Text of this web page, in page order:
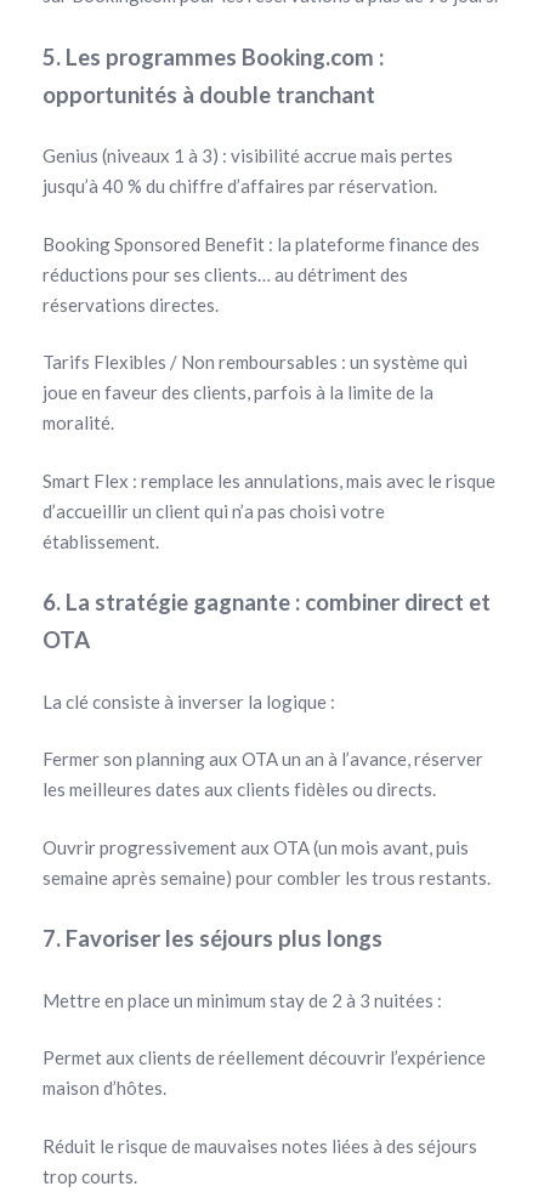
5. Les programmes Booking.com :
opportunités à double tranchant
Genius (niveaux 1 à 3) : visibilité accrue mais pertes
jusqu’à 40 % du chiffre d’affaires par réservation.
Booking Sponsored Benefit : la plateforme finance des
réductions pour ses clients… au détriment des
réservations directes.
Tarifs Flexibles / Non remboursables : un système qui
joue en faveur des clients, parfois à la limite de la
moralité.
Smart Flex : remplace les annulations, mais avec le risque
d’accueillir un client qui n’a pas choisi votre
établissement.
6. La stratégie gagnante : combiner direct et
OTA
La clé consiste à inverser la logique :
Fermer son planning aux OTA un an à l’avance, réserver
les meilleures dates aux clients fidèles ou directs.
Ouvrir progressivement aux OTA (un mois avant, puis
semaine après semaine) pour combler les trous restants.
7. Favoriser les séjours plus longs
Mettre en place un minimum stay de 2 à 3 nuitées :
Permet aux clients de réellement découvrir l’expérience
maison d’hôtes.
Réduit le risque de mauvaises notes liées à des séjours
trop courts.